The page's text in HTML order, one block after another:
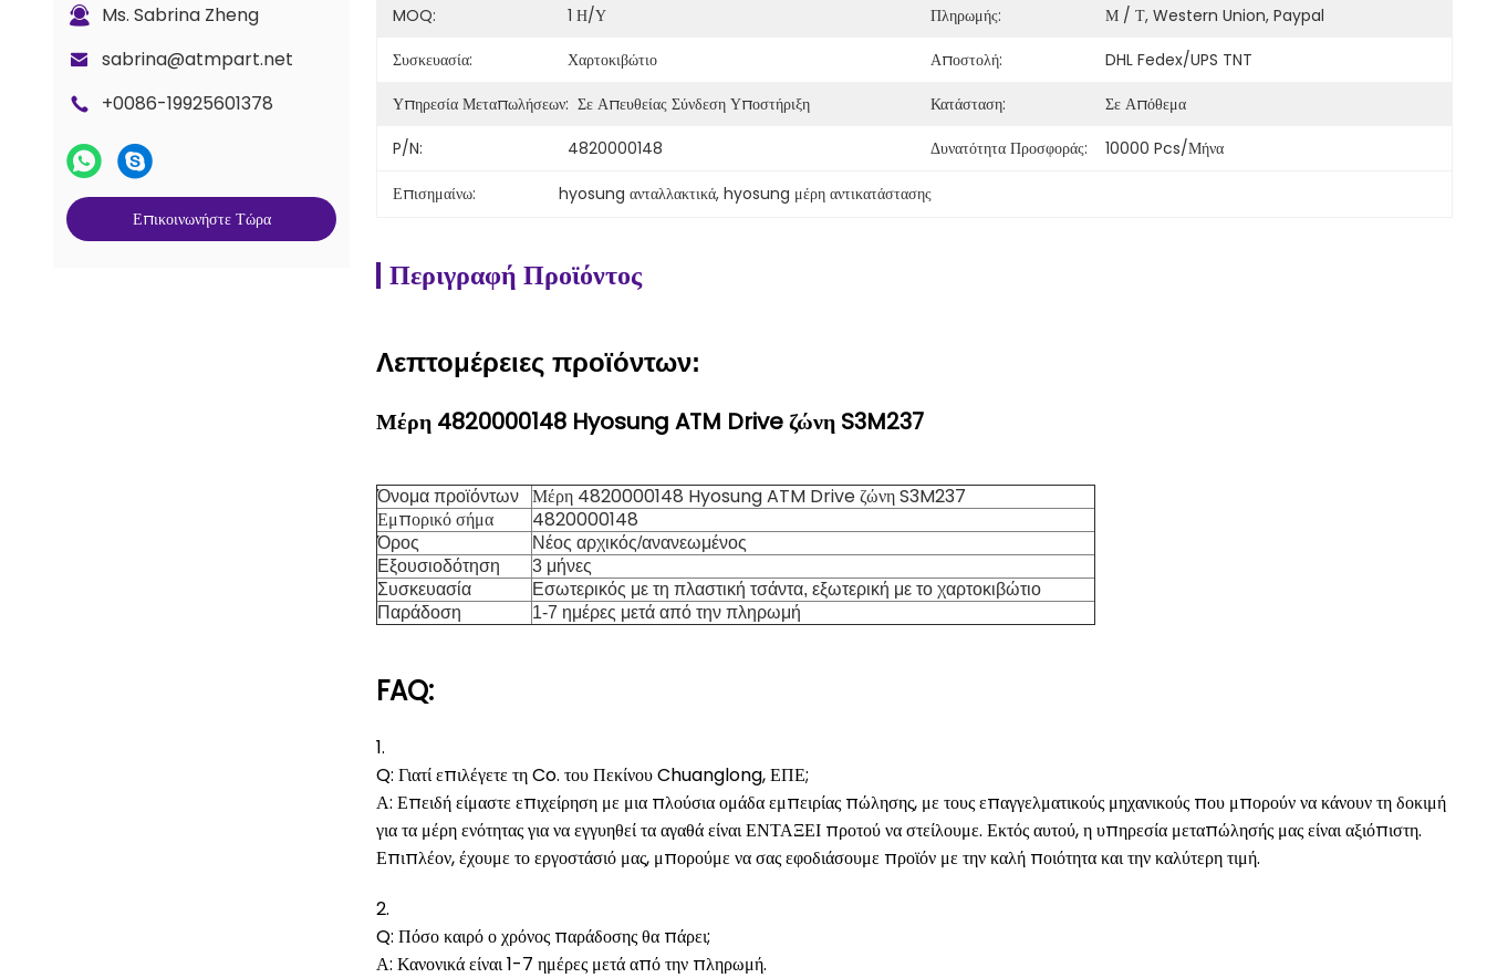
Κλειδαριά και κλειδιά
Ανταλλακτικά μετρητή G+D BPS C5
Ms. Sabrina Zheng
sabrina@atmpart.net
+0086-19925601378
Επικοινωνήστε Τώρα
MOQ:
1 Η/υ Πληρωμής:
Μ / Τ, Western Union, Paypal
Συσκευασία:
Χαρτοκιβώτιο Αποστολή:
DHL Fedex/UPS TNT
Υπηρεσία Μεταπωλήσεων: Σε Απευθείας Σύνδεση Υποστήριξη Κατάσταση:
Σε Απόθεμα
P/N:
4820000148 Δυνατότητα Προσφοράς: 10000 Pcs/μήνα
Επισημαίνω: hyosung ανταλλακτικά, hyosung μέρη αντικατάστασης
Περιγραφή Προϊόντος
Λεπτομέρειες προϊόντων:
Μέρη 4820000148 Hyosung ATM Drive ζώνη S3M237
Όνομα προϊόντων
Μέρη 4820000148 Hyosung ATM Drive ζώνη S3M237
Εμπορικό σήμα
4820000148
Όρος
Νέος αρχικός/ανανεωμένος
Εξουσιοδότηση
3 μήνες
Συσκευασία
Εσωτερικός με τη πλαστική τσάντα, εξωτερική με το χαρτοκιβώτιο
Παράδοση
1-7 ημέρες μετά από την πληρωμή
FAQ:
1.
Q: Γιατί επιλέγετε τη Co. του Πεκίνου Chuanglong, ΕΠΕ;
Α: Επειδή είμαστε επιχείρηση με μια πλούσια ομάδα εμπειρίας πώλησης, με τους επαγγελματικούς μηχανικούς που μπορούν να κάνουν τη δοκιμή
για τα μέρη ενότητας για να εγγυηθεί τα αγαθά είναι ΕΝΤΑΞΕΙ προτού να στείλουμε. Εκτός αυτού, η υπηρεσία μεταπώλησής μας είναι αξιόπιστη.
Επιπλέον, έχουμε το εργοστάσιό μας, μπορούμε να σας εφοδιάσουμε προϊόν με την καλή ποιότητα και την καλύτερη τιμή.
2.
Q: Πόσο καιρό ο χρόνος παράδοσης θα πάρει;
Α: Κανονικά είναι 1-7 ημέρες μετά από την πληρωμή.